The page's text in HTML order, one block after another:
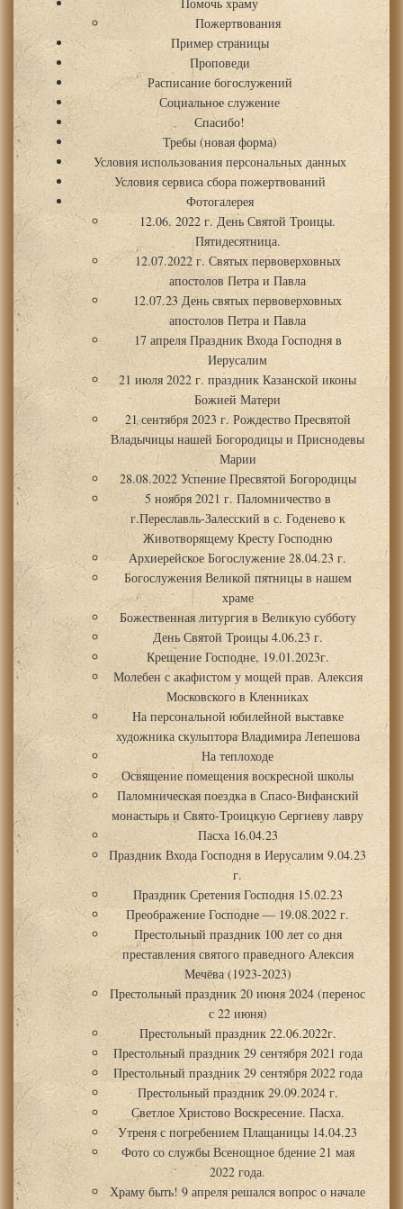
Пожертвования
Пример страницы
Проповеди
Расписание богослужений
Социальное служение
Спасибо!
Требы (новая форма)
Условия использования персональных данных
Условия сервиса сбора пожертвований
Фотогалерея
12.06. 2022 г. День Святой Троицы.
Пятидесятница.
12.07.2022 г. Святых первоверховных
апостолов Петра и Павла
12.07.23 День святых первоверховных
апостолов Петра и Павла
17 апреля Праздник Входа Господня в
Иерусалим
21 июля 2022 г. праздник Казанской иконы
Божией Матери
21 сентября 2023 г. Рождество Пресвятой
Владычицы нашей Богородицы и Приснодевы
Марии
28.08.2022 Успение Пресвятой Богородицы
5 ноября 2021 г. Паломничество в
г.Переславль-Залесский в с. Годенево к
Животворящему Кресту Господню
Архиерейское Богослужение 28.04.23 г.
Богослужения Великой пятницы в нашем
храме
Божественная литургия в Великую субботу
День Святой Троицы 4.06.23 г.
Крещение Господне, 19.01.2023г.
Молебен с акафистом у мощей прав. Алексия
Московского в Кленниках
На персональной юбилейной выставке
художника скульптора Владимира Лепешова
На теплоходе
Освящение помещения воскресной школы
Паломническая поездка в Спасо-Вифанский
монастырь и Свято-Троицкую Сергиеву лавру
Пасха 16.04.23
Праздник Входа Господня в Иерусалим 9.04.23
г.
Праздник Сретения Господня 15.02.23
Преображение Господне — 19.08.2022 г.
Престольный праздник 100 лет со дня
преставления святого праведного Алексия
Мечёва (1923-2023)
Престольный праздник 20 июня 2024 (перенос
с 22 июня)
Престольный праздник 22.06.2022г.
Престольный праздник 29 сентября 2021 года
Престольный праздник 29 сентября 2022 года
Престольный праздник 29.09.2024 г.
Светлое Христово Воскресение. Пасха.
Утреня с погребением Плащаницы 14.04.23
Фото со службы Всенощное бдение 21 мая
2022 года.
Храму быть! 9 апреля решался вопрос о начале